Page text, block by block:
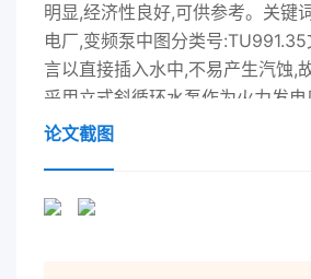
明显,经济性良好,可供参考。关键
电厂,变频泵中图分类号:TU991.35
言以直接插入水中,不易产生汽蚀,
采用立式斜循环水泵作为火力发
机,其设计选型直接流泵。参考有的
闭不严,导致机组出现无法检修的情
论文截图